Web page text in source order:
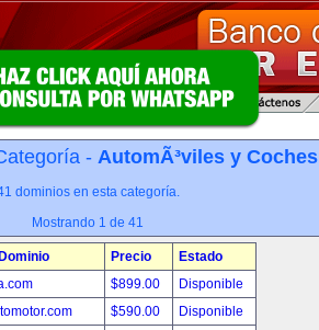
- AutomÃ³viles y Coches
dominios en esta categoría.
Mostrando 1 de 41
Precio
Estado
$899.00
Disponible
$590.00
Disponible